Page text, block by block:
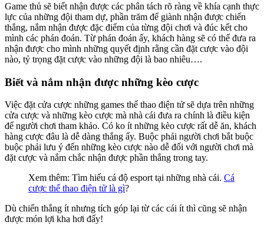
Game thủ sẽ biết nhận được các phân tách rõ ràng về khía cạnh thực
lực của những đội tham dự, phần trăm để giành nhận được chiến
thắng, nắm nhận được đặc điểm của từng đội chơi và đúc kết cho
mình các phán đoán. Từ phán đoán ấy, khách hàng sẽ có thể đưa ra
nhận được cho mình những quyết định rằng cần đặt cược vào đội
nào, tỷ trọng đặt cược vào những đội là bao nhiêu….
Biết và nắm nhận được những kèo cược
Việc đặt cửa cược những games thể thao điện tử sẽ dựa trên những
cửa cược và những kèo cược mà nhà cái đưa ra chính là điều kiện
để người chơi tham khảo. Có ko ít những kèo cược rất dễ ăn, khách
hàng cược đâu là dễ dàng thắng ấy. Buộc phải người chơi bắt buộc
buộc phải lưu ý đến những kèo cược nào dễ đối với người chơi mà
đặt cược và nắm chắc nhận được phần thắng trong tay.
Xem thêm: Tìm hiểu cá độ esport tại những nhà cái. Cá
cược thể thao điện tử là gì?
Dù chiến thắng ít nhưng tích góp lại từ các cái ít thì cũng sẽ nhận
được món lợi kha hơi đấy!